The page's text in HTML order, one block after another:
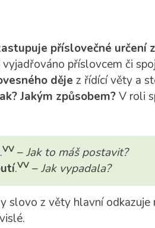
příslovečné určení
příslovcem či
děje z řídící věty a
Jakým způsobem?V roli
.VV–Jak to máš postavit?
.VV–Jak vypadala?
slovo z věty hlavní odkazuje